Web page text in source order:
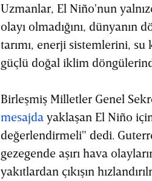
Uzmanlar, El Niño'nun
olayı olmadığını, dünyanın
tarımı, enerji sistemlerini,
güçlü doğal iklim
Birleşmiş Milletler Genel
mesajda yaklaşan El Niño
değerlendirmeli" dedi.
gezegende aşırı hava
yakıtlardan çıkışın